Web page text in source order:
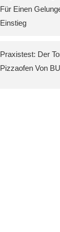
Für Einen
Einstieg
Praxistest: Der
Pizzaofen Von